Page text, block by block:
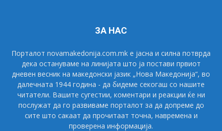
ЗА НАС
Порталот novamakedonija.com.mk е јасна и силна потврда
дека остануваме на линијата што ја постави првиот
дневен весник на македонски јазик „Нова Македонија“, во
далечната 1944 година - да бидеме секогаш со нашите
читатели. Вашите сугестии, коментари и реакции ќе ни
послужат да го развиваме порталот за да допреме до
сите што сакаат да прочитаат точна, навремена и
проверена информација.